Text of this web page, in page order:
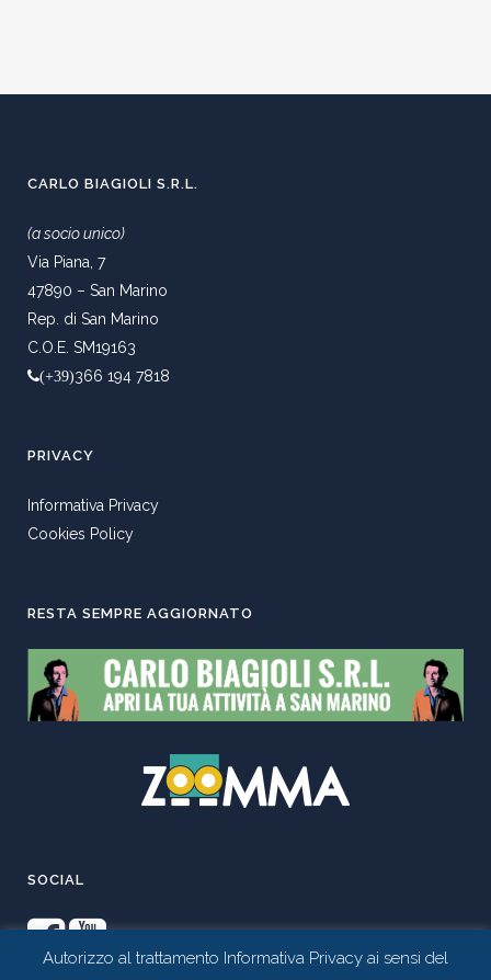
CARLO BIAGIOLI S.R.L.
(a socio unico)
Via Piana, 7
47890 – San Marino
Rep. di San Marino
C.O.E. SM19163
(+39)366 194 7818
PRIVACY
Informativa Privacy
Cookies Policy
RESTA SEMPRE AGGIORNATO
SOCIAL
Autorizzo al trattamento Informativa Privacy ai sensi del